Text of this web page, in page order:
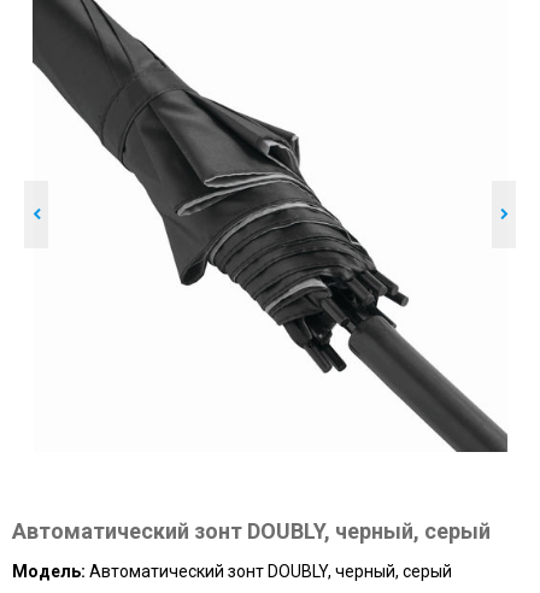
Автоматический зонт DOUBLY, черный, серый
Модель: Автоматический зонт DOUBLY, черный, серый